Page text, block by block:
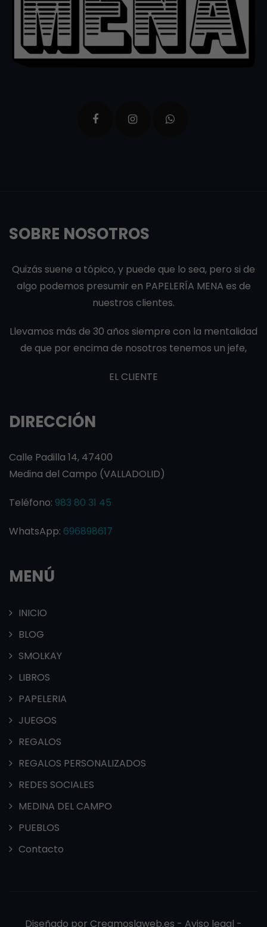
SOBRE NOSOTROS
Quizás suene a tópico, y puede que lo sea, pero si de
algo podemos presumir en PAPELERÍA MENA es de
nuestros clientes.
Llevamos más de 30 años siempre con la mentalidad
de que por encima de nosotros tenemos un jefe,
EL CLIENTE
DIRECCIÓN
Calle Padilla 14, 47400
Medina del Campo (VALLADOLID)
Teléfono: 983 80 31 45
WhatsApp: 696898617
MENÚ
INICIO
BLOG
SMOLKAY
LIBROS
PAPELERIA
JUEGOS
REGALOS
REGALOS PERSONALIZADOS
REDES SOCIALES
MEDINA DEL CAMPO
PUEBLOS
Contacto
Diseñado por Creamoslaweb.es - Aviso legal -